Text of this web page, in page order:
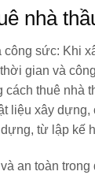
nhà
công sức: Khi
gian và
cách thuê nhà
liệu xây
từ lập kế
an toàn trong